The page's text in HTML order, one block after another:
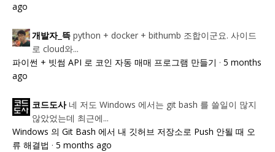
ago
개발자_뜩 python + docker + bithumb 조합이군요. 사이드
로 cloud와...
파이썬 + 빗썸 API 로 코인 자동 매매 프로그램 만들기 · 5 months
ago
코드도사 네 저도 Windows 에서는 git bash 를 쓸일이 많지
않았었는데 최근에...
Windows 의 Git Bash 에서 내 깃허브 저장소로 Push 안될 때 오
류 해결법 · 5 months ago